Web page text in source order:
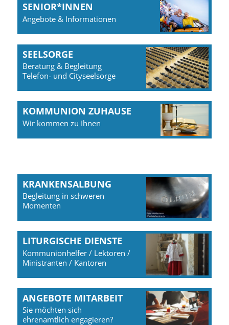
SENIOR*INNEN
Angebote & Informationen
SEELSORGE
Beratung & Begleitung
Telefon- und Cityseelsorge
KOMMUNION ZUHAUSE
Wir kommen zu Ihnen
KRANKENSALBUNG
Begleitung in schweren
Momenten
LITURGISCHE DIENSTE
Kommunionhelfer / Lektoren /
Ministranten / Kantoren
ANGEBOTE MITARBEIT
Sie möchten sich
ehrenamtlich engagieren?